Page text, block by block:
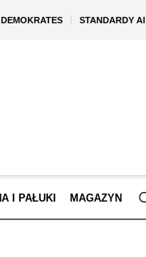
DEMOKRATES STANDARDY AI
I PAŁUKI MAGAZYN